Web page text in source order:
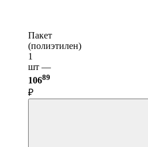
Пакет
(полиэтилен)
1
шт —
10689
₽